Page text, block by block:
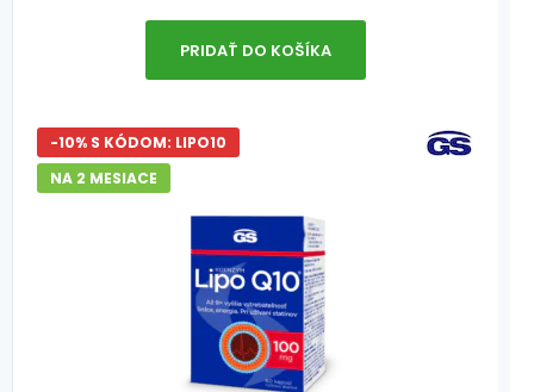
PRIDAŤ DO KOŠÍKA
-10% S KÓDOM: LIPO10
NA 2 MESIACE